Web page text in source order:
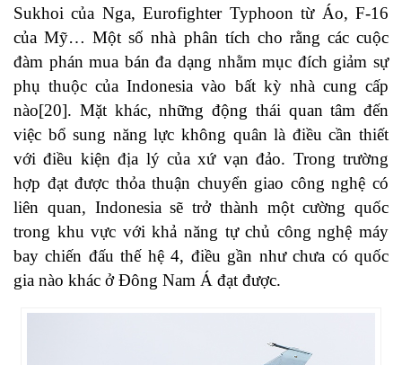
Sukhoi của Nga, Eurofighter Typhoon từ Áo, F-16
của Mỹ… Một số nhà phân tích cho rằng các cuộc
đàm phán mua bán đa dạng nhằm mục đích giảm sự
phụ thuộc của Indonesia vào bất kỳ nhà cung cấp
nào[20]. Mặt khác, những động thái quan tâm đến
việc bổ sung năng lực không quân là điều cần thiết
với điều kiện địa lý của xứ vạn đảo. Trong trường
hợp đạt được thỏa thuận chuyển giao công nghệ có
liên quan, Indonesia sẽ trở thành một cường quốc
trong khu vực với khả năng tự chủ công nghệ máy
bay chiến đấu thế hệ 4, điều gần như chưa có quốc
gia nào khác ở Đông Nam Á đạt được.